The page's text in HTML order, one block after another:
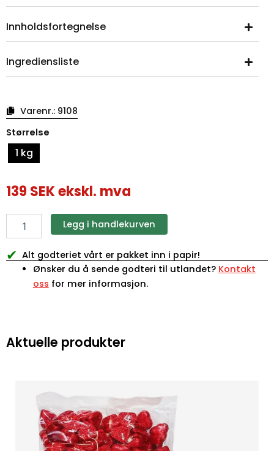
Innholdsfortegnelse
Ingrediensliste
Varenr.: 9108
Størrelse
1 kg
139 SEKekskl. mva
Original
Chewy
Toffees
Legg i handlekurven
✔ Alt godteriet vårt er pakket inn i papir!
Ønsker du å sende godteri til utlandet? Kontakt
oss for mer informasjon.
Aktuelle produkter